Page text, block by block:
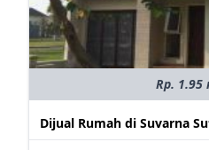
Rp.
Dijual Rumah di Suvarna